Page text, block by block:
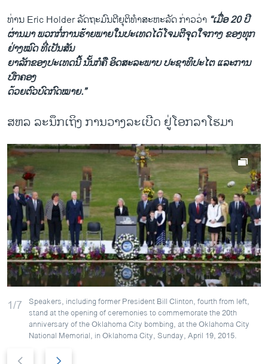
ທ່ານ Eric Holder ລັດຖະມົນຕີ​ຍຸຕິ​ທຳ​ສະຫະລັດ ກ່າວ​ວ່າ “​ເມື່ອ 20 ປີ
ຜ່ານມາ ພວກ​ກໍ່​ການ​ຮ້າຍ​ພາຍ​ໃນ​ປະ​ເທດ​ໄດ້​ໂຈມ​ຕີ​ຈຸດ​ໃຈກາງ ຂອງທຸກ​
ຢ່າງໝົດ​ ທີ່​ເປັນ​ສັນ
ຍາ​ລັກ​ຂອງ​ປະ​ເທດ​ນີ້​ ນັ້ນ​ກໍ​ຄື ​ອິດ​ສະລະ​ພາບ ປະຊາທິປະ​ໄຕ ແລະ​ການ​
ປົກຄອງ​
ດ້ວຍ​ຕົວ​ບົດ​ກົດໝາຍ.”
ສຫລ ລະນຶກເຖິງ ການວາງລະເບີດ ຢູ່ໂອກລາໂຮມາ
1/7 Speakers, including former President Bill Clinton, fourth from left,
stand at the opening of ceremonies to commemorate the 20th
anniversary of the Oklahoma City bombing, at the Oklahoma City
National Memorial, in Oklahoma City, Sunday, April 19, 2015.